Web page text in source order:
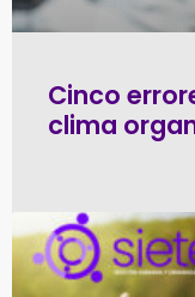
Cinco
clima